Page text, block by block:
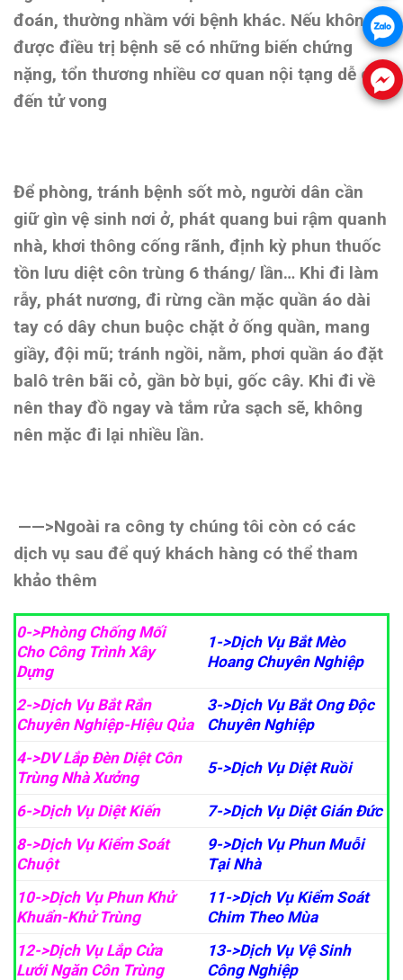
đoán, thường nhầm với bệnh khác. Nếu không
được điều trị bệnh sẽ có những biến chứng
nặng, tổn thương nhiều cơ quan nội tạng dễ dẫn
đến tử vong
Để phòng, tránh bệnh sốt mò, người dân cần
giữ gìn vệ sinh nơi ở, phát quang bui rậm quanh
nhà, khơi thông cống rãnh, định kỳ phun thuốc
tồn lưu diệt côn trùng 6 tháng/ lần… Khi đi làm
rẫy, phát nương, đi rừng cần mặc quần áo dài
tay có dây chun buộc chặt ở ống quần, mang
giầy, đội mũ; tránh ngồi, nằm, phơi quần áo đặt
balô trên bãi cỏ, gần bờ bụi, gốc cây. Khi đi về
nên thay đồ ngay và tắm rửa sạch sẽ, không
nên mặc đi lại nhiều lần.
——>Ngoài ra công ty chúng tôi còn có các
dịch vụ sau để quý khách hàng có thể tham
khảo thêm
0->Phòng Chống Mối
Cho Công Trình Xây
Dựng
1->Dịch Vụ Bắt Mèo
Hoang Chuyên Nghiệp
2->Dịch Vụ Bắt Rắn
Chuyên Nghiệp-Hiệu Qủa
3->Dịch Vụ Bắt Ong Độc
Chuyên Nghiệp
4->DV Lắp Đèn Diệt Côn
Trùng Nhà Xưởng
5->Dịch Vụ Diệt Ruồi
6->Dịch Vụ Diệt Kiến
7->Dịch Vụ Diệt Gián Đức
8->Dịch Vụ Kiểm Soát
Chuột
9->Dịch Vụ Phun Muỗi
Tại Nhà
10->Dịch Vụ Phun Khử
Khuẩn-Khử Trùng
11->Dịch Vụ Kiểm Soát
Chim Theo Mùa
12->Dịch Vụ Lắp Cửa
Lưới Ngăn Côn Trùng
13->Dịch Vụ Vệ Sinh
Công Nghiệp